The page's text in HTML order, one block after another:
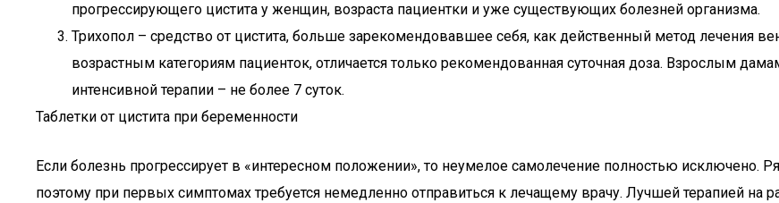
прогрессирующего цистита у женщин, возраста пациентки и уже существующих болезней организма.
Трихопол – средство от цистита, больше зарекомендовавшее себя, как действенный метод лечения
возрастным категориям пациенток, отличается только рекомендованная суточная доза. Взрослым
интенсивной терапии – не более 7 суток.
Таблетки от цистита при беременности
Если болезнь прогрессирует в «интересном положении», то неумелое самолечение полностью исключено.
поэтому при первых симптомах требуется немедленно отправиться к лечащему врачу. Лучшей терапией на